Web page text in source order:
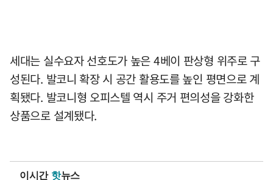
세대는 실수요자 선호도가 높은 4베이 판상형 위주로 구
성된다. 발코니 확장 시 공간 활용도를 높인 평면으로 계
획됐다. 발코니형 오피스텔 역시 주거 편의성을 강화한
상품으로 설계됐다.
이시간 핫뉴스